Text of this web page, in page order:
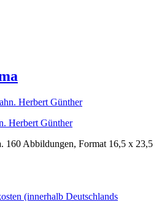
Herbert Günther
160 Abbildungen, Format 16,5 x 23,5
(innerhalb Deutschlands